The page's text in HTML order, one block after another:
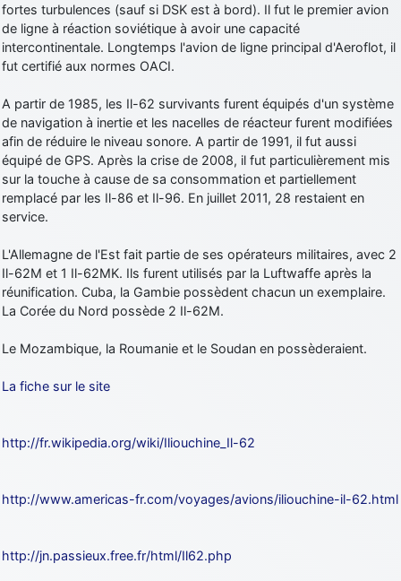
fortes turbulences (sauf si DSK est à bord). Il fut le premier avion
de ligne à réaction soviétique à avoir une capacité
intercontinentale. Longtemps l'avion de ligne principal d'Aeroflot, il
fut certifié aux normes OACI.
A partir de 1985, les Il-62 survivants furent équipés d'un système
de navigation à inertie et les nacelles de réacteur furent modifiées
afin de réduire le niveau sonore. A partir de 1991, il fut aussi
équipé de GPS. Après la crise de 2008, il fut particulièrement mis
sur la touche à cause de sa consommation et partiellement
remplacé par les Il-86 et Il-96. En juillet 2011, 28 restaient en
service.
L'Allemagne de l'Est fait partie de ses opérateurs militaires, avec 2
Il-62M et 1 Il-62MK. Ils furent utilisés par la Luftwaffe après la
réunification. Cuba, la Gambie possèdent chacun un exemplaire.
La Corée du Nord possède 2 Il-62M.
Le Mozambique, la Roumanie et le Soudan en possèderaient.
La fiche sur le site
http://fr.wikipedia.org/wiki/Iliouchine_Il-62
http://www.americas-fr.com/voyages/avions/iliouchine-il-62.html
http://jn.passieux.free.fr/html/Il62.php